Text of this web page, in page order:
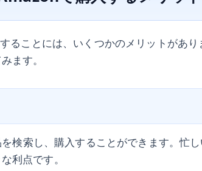
ることには、いくつかのメリットがあ
ます。
検索し、購入することができます。忙
利点です。